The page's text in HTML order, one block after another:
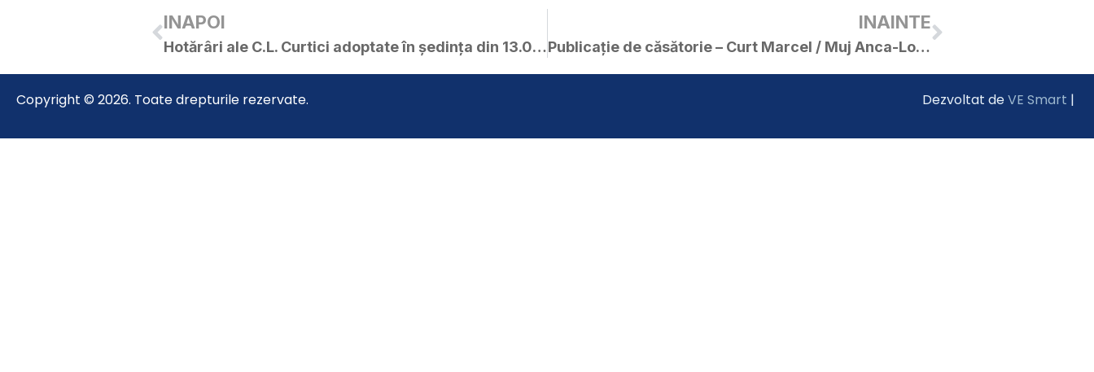
INAPOI
Hotărâri ale C.L. Curtici adoptate în ședința din 13.07.2017
INAINTE
Publicație de căsătorie – Curt Marcel / Muj Anca-Loredana
Copyright © 2026. Toate drepturile rezervate. Dezvoltat deVE Smart |